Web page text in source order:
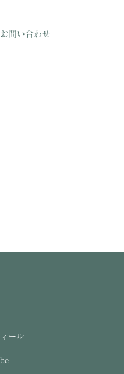
お問い合わせ
ール